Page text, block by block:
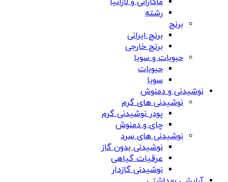
رشته
برنج
برنج ایرانی
برنج خارجی
حبوبات و سویا
حبوبات
سویا
نوشیدنی و دمنوش
نوشیدنی های گرم
پودر نوشیدنی گرم
چای و دمنوش
نوشیدنی های سرد
نوشیدنی بدون گاز
عرقیات گیاهی
نوشیدنی گازدار